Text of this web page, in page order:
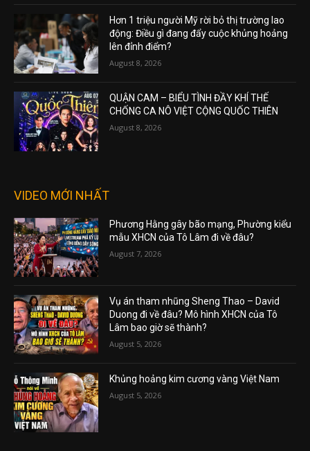
Hơn 1 triệu người Mỹ rời bỏ thị trường lao
động: Điều gì đang đẩy cuộc khủng hoảng
lên đỉnh điểm?
August 8, 2026
QUẬN CAM – BIỂU TÌNH ĐẦY KHÍ THẾ
CHỐNG CA NÔ VIỆT CỘNG QUỐC THIÊN
August 8, 2026
VIDEO MỚI NHẤT
Phương Hằng gây bão mạng, Phường kiểu
mẫu XHCN của Tô Lâm đi về đâu?
August 7, 2026
Vụ án tham nhũng Sheng Thao – David
Duong đi về đâu? Mô hình XHCN của Tô
Lâm bao giờ sẽ thành?
August 5, 2026
Khủng hoảng kim cương vàng Việt Nam
August 5, 2026